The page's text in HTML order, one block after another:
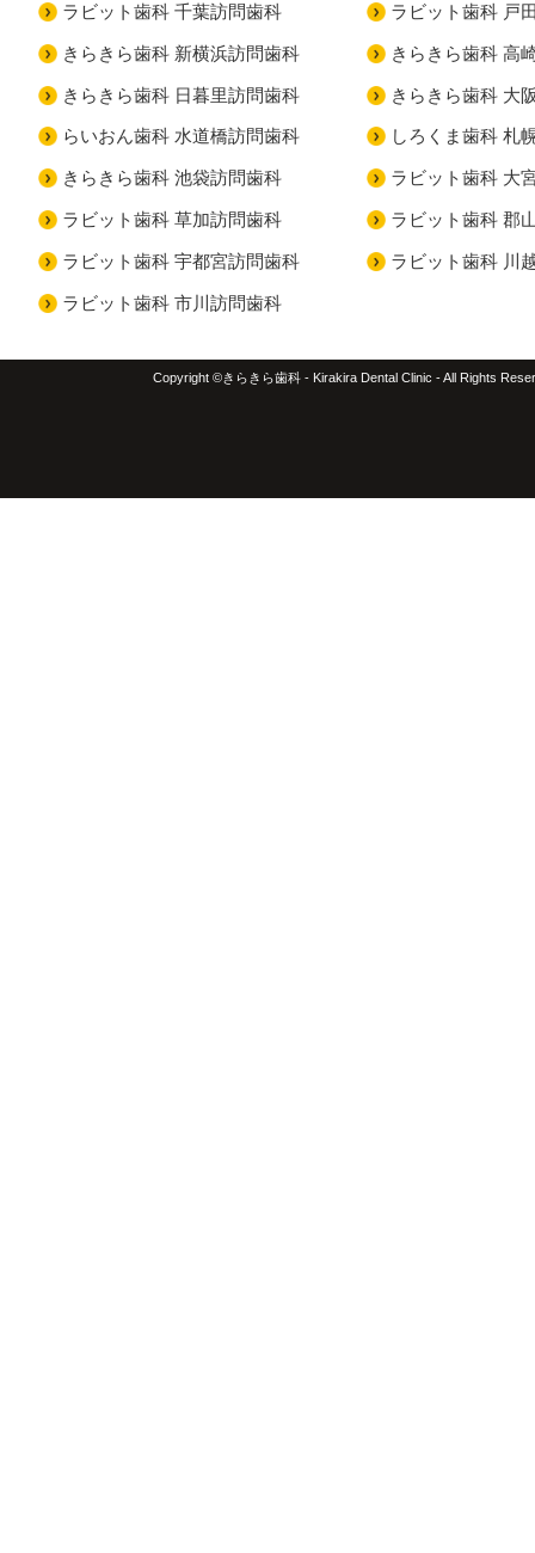
ラビット歯科 千葉訪問歯科 ラビット歯科 戸
きらきら歯科 新横浜訪問歯科 きらきら歯科 高
きらきら歯科 日暮里訪問歯科 きらきら歯科 大
らいおん歯科 水道橋訪問歯科 しろくま歯科 札
きらきら歯科 池袋訪問歯科 ラビット歯科 大
ラビット歯科 草加訪問歯科 ラビット歯科 郡
ラビット歯科 宇都宮訪問歯科 ラビット歯科 川
ラビット歯科 市川訪問歯科
Copyright ©きらきら歯科 - Kirakira Dental Clinic - All Rights